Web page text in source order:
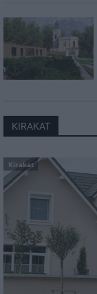
KIRAKAT
Kirakat